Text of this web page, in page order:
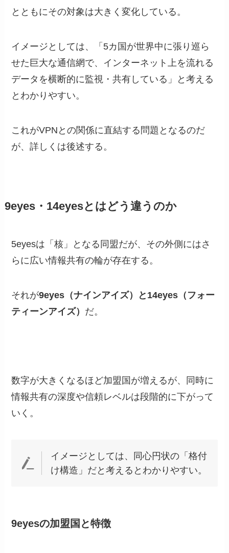
とともにその対象は大きく変化している。
イメージとしては、「5カ国が世界中に張り巡ら
せた巨大な通信網で、インターネット上を流れる
データを横断的に監視・共有している」と考える
とわかりやすい。
これがVPNとの関係に直結する問題となるのだ
が、詳しくは後述する。
9eyes・14eyesとはどう違うのか
5eyesは「核」となる同盟だが、その外側にはさ
らに広い情報共有の輪が存在する。
それが9eyes（ナインアイズ）と14eyes（フォー
ティーンアイズ） だ。
数字が大きくなるほど加盟国が増えるが、同時に
情報共有の深度や信頼レベルは段階的に下がって
いく。
イメージとしては、同心円状の「格付
け構造」だと考えるとわかりやすい。
9eyesの加盟国と特徴